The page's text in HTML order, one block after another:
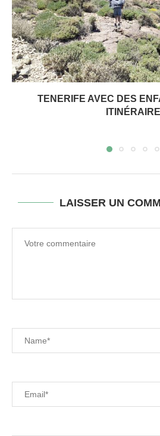
TENERIFE AVEC DES
ITINÉRAIRE
LAISSER UN